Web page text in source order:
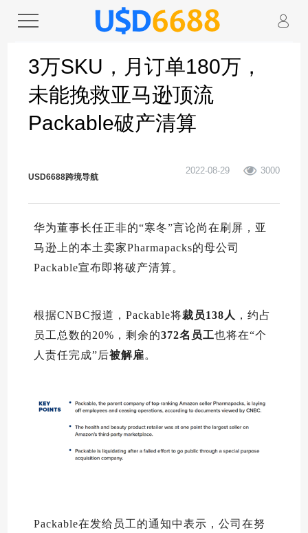
3万SKU，月订单180万，
未能挽救亚马逊顶流
Packable破产清算
USD6688跨境导航
2022-08-29 3000
华为董事长任正非的“寒冬”言论尚在刷屏，亚
马逊上的本土卖家Pharmapacks的母公司
Packable宣布即将破产清算。
根据CNBC报道，Packable将裁员138人 ，约占
员工总数的20%，剩余的372名员工也将在“个
人责任完成”后被解雇。
Packable在发给员工的通知中表示，公司在努